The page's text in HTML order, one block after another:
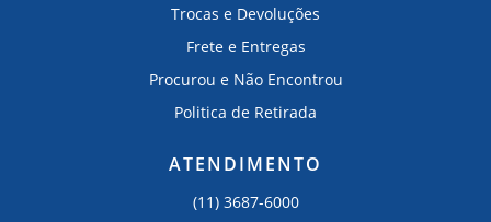
Trocas e Devoluções
Frete e Entregas
Procurou e Não Encontrou
Politica de Retirada
ATENDIMENTO
(11) 3687-6000